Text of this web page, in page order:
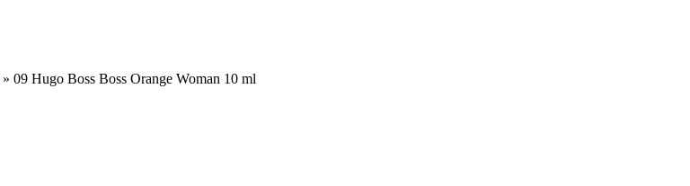
» 09 Hugo Boss Boss Orange Woman 10 ml